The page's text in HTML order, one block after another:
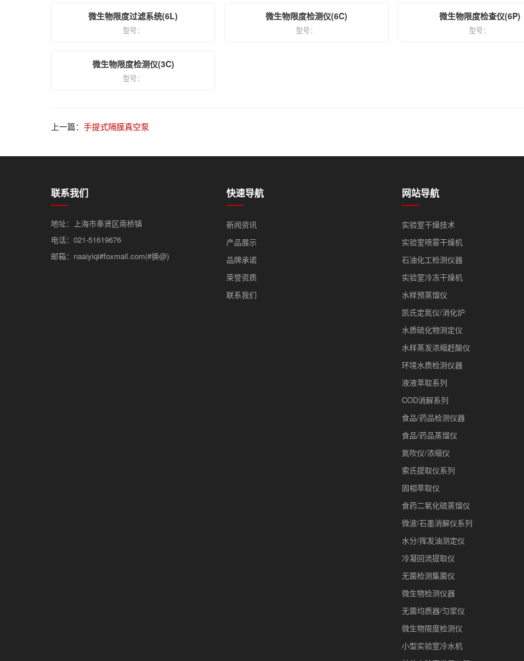
微生物限度过滤系统(6L)
型号：
微生物限度检测仪(6C)
型号：
微生物限度检查仪(6P)
型号：
微生物限度检测仪(3C)
型号：
上一篇： 手提式隔膜真空泵
联系我们
地址：上海市奉贤区南桥镇
电话：021-51619676
邮箱：naaiyiqi#foxmail.com(#换@)
快速导航
新闻资讯
产品展示
品牌承诺
荣誉资质
联系我们
网站导航
实验室干燥技术
实验室喷雾干燥机
石油化工检测仪器
实验室冷冻干燥机
水样预蒸馏仪
凯氏定氮仪/消化炉
水质硫化物测定仪
水样蒸发浓缩赶酸仪
环境水质检测仪器
液液萃取系列
COD消解系列
食品/药品检测仪器
食品/药品蒸馏仪
氮吹仪/浓缩仪
索氏提取仪系列
固相萃取仪
食药二氧化硫蒸馏仪
微波/石墨消解仪系列
水分/挥发油测定仪
冷凝回流提取仪
无菌检测集菌仪
微生物检测仪器
无菌均质器/匀浆仪
微生物限度检测仪
小型实验室冷水机